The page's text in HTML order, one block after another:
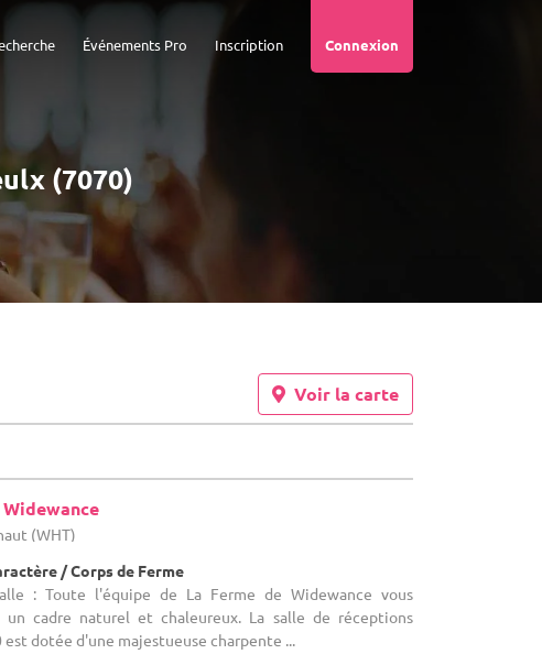
Connexion
Inscription
Événements Pro
(7070)
Voir la carte
(WHT)
/ Corps de Ferme
: Toute l'équipe de La Ferme de Widewance vous
un cadre naturel et chaleureux. La salle de réceptions
dotée d'une majestueuse charpente ...